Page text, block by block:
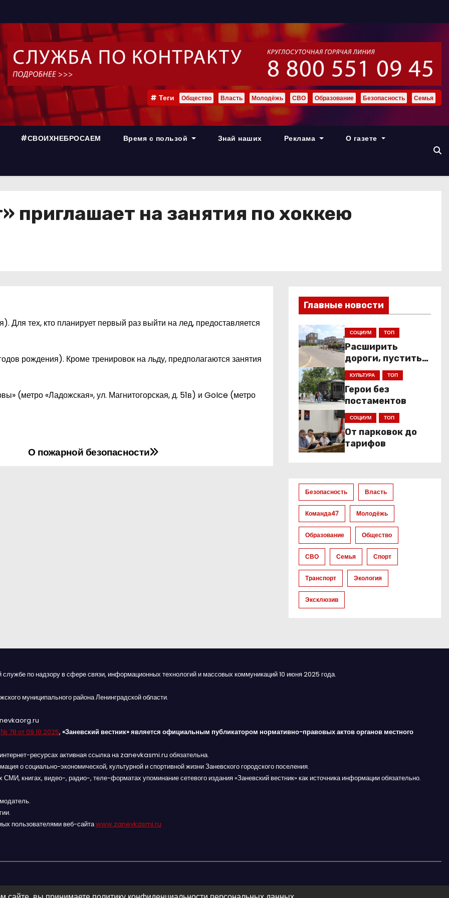
Теги Общество Власть Молодёжь СВО Образование Безопасность Семья
#СВОИХНЕБРОСАЕМ Время с пользой Знай наших Реклама О газете
приглашает на занятия по хоккею
Для тех, кто планирует первый раз выйти на лед, предоставляется
рождения). Кроме тренировок на льду, предполагаются занятия
(метро «Ладожская», ул. Магнитогорская, д. 51в) и GoIce (метро
О пожарной безопасности
Главные новости
СОЦИУМ ТОП
Расширить
дороги, пустить
низкопольники
КУЛЬТУРА ТОП
Герои без
постаментов
СОЦИУМ ТОП
От парковок до
тарифов
Безопасность Власть
Команда47 Молодёжь
Образование Общество
СВО Семья Спорт
Транспорт Экология
Эксклюзив
службе по надзору в сфере связи, информационных технологий и массовых коммуникаций 10 июня 2025 года.
муниципального района Ленинградской области.
№ 78 от 09.10.2025, «Заневский вестник» является официальным публикатором нормативно-правовых актов органов местного
ресурсах активная ссылка на zanevkasmi.ru обязательна.
о социально-экономической, культурной и спортивной жизни Заневского городского поселения.
книгах, видео-, радио-, теле-форматах упоминание сетевого издания «Заневский вестник» как источника информации обязательно.
пользователями веб-сайтаwww.zanevkasmi.ru